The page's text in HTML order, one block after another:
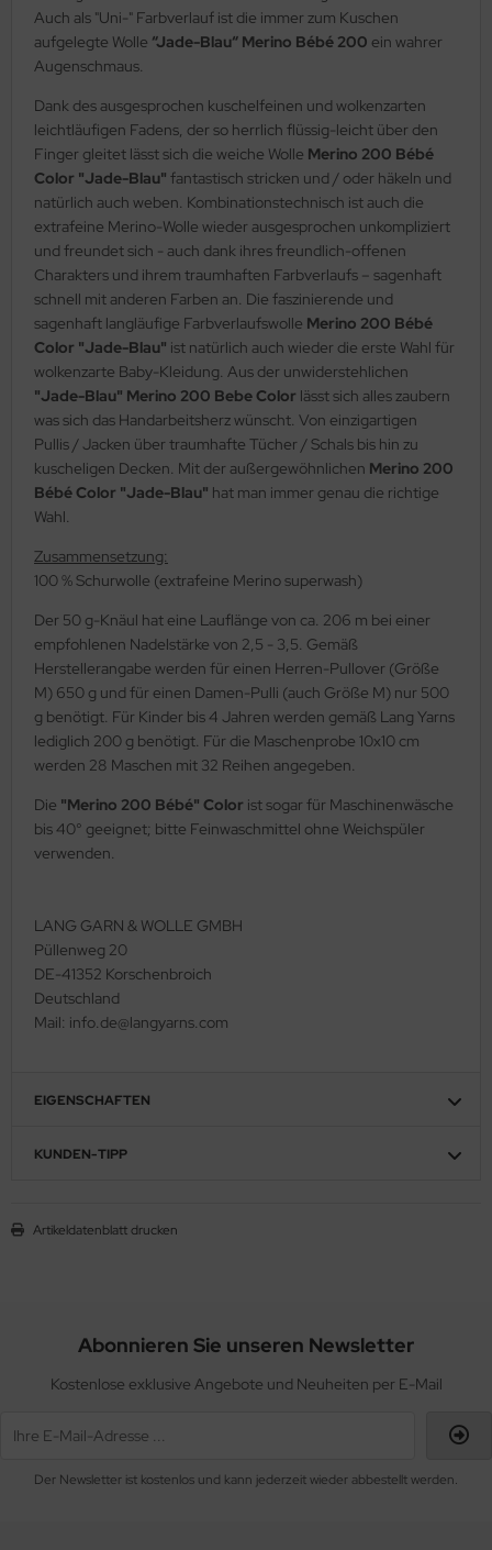
Auch als "Uni-" Farbverlauf ist die immer zum Kuschen
aufgelegte Wolle “Jade-Blau“ Merino Bébé 200 ein wahrer
Augenschmaus.
Dank des ausgesprochen kuschelfeinen und wolkenzarten
leichtläufigen Fadens, der so herrlich flüssig-leicht über den
Finger gleitet lässt sich die weiche Wolle Merino 200 Bébé
Color "Jade-Blau" fantastisch stricken und / oder häkeln und
natürlich auch weben. Kombinationstechnisch ist auch die
extrafeine Merino-Wolle wieder ausgesprochen unkompliziert
und freundet sich - auch dank ihres freundlich-offenen
Charakters und ihrem traumhaften Farbverlaufs – sagenhaft
schnell mit anderen Farben an. Die faszinierende und
sagenhaft langläufige Farbverlaufswolle Merino 200 Bébé
Color "Jade-Blau" ist natürlich auch wieder die erste Wahl für
wolkenzarte Baby-Kleidung. Aus der unwiderstehlichen
"Jade-Blau" Merino 200 Bebe Color lässt sich alles zaubern
was sich das Handarbeitsherz wünscht. Von einzigartigen
Pullis / Jacken über traumhafte Tücher / Schals bis hin zu
kuscheligen Decken. Mit der außergewöhnlichen Merino 200
Bébé Color "Jade-Blau" hat man immer genau die richtige
Wahl.
Zusammensetzung:
100 % Schurwolle (extrafeine Merino superwash)
Der 50 g-Knäul hat eine Lauflänge von ca. 206 m bei einer
empfohlenen Nadelstärke von 2,5 - 3,5. Gemäß
Herstellerangabe werden für einen Herren-Pullover (Größe
M) 650 g und für einen Damen-Pulli (auch Größe M) nur 500
g benötigt. Für Kinder bis 4 Jahren werden gemäß Lang Yarns
lediglich 200 g benötigt. Für die Maschenprobe 10x10 cm
werden 28 Maschen mit 32 Reihen angegeben.
Die "Merino 200 Bébé" Color ist sogar für Maschinenwäsche
bis 40° geeignet; bitte Feinwaschmittel ohne Weichspüler
verwenden.
LANG GARN & WOLLE GMBH
Püllenweg 20
DE-41352 Korschenbroich
Deutschland
Mail: info.de@langyarns.com
EIGENSCHAFTEN
KUNDEN-TIPP
Artikeldatenblatt drucken
Abonnieren Sie unseren Newsletter
Kostenlose exklusive Angebote und Neuheiten per E-Mail
Der Newsletter ist kostenlos und kann jederzeit wieder abbestellt werden.